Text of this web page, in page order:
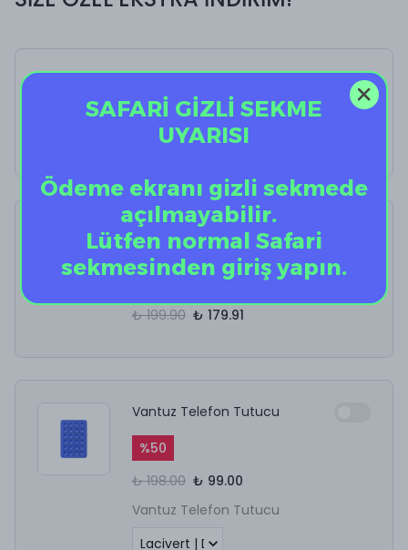
%40
₺ 12.50 ₺ 7.50
AirPods Kulaklık
Temizleyici
₺ 199.90 ₺ 179.91
Vantuz Telefon Tutucu
%50
₺ 198.00 ₺ 99.00
Vantuz Telefon Tutucu
SAFARİ GİZLİ SEKME
UYARISI
Ödeme ekranı gizli sekmede
açılmayabilir.
Lütfen normal Safari
sekmesinden giriş yapın.